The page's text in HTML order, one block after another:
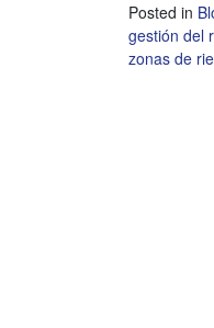
Posted in
gestión del
zonas de